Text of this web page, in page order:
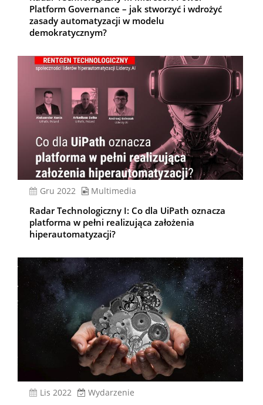
Platform Governance – jak stworzyć i wdrożyć
zasady automatyzacji w modelu
demokratycznym?
gru 2022 Multimedia
Radar Technologiczny I: Co dla UiPath oznacza
platforma w pełni realizująca założenia
hiperautomatyzacji?
lis 2022 Wydarzenie